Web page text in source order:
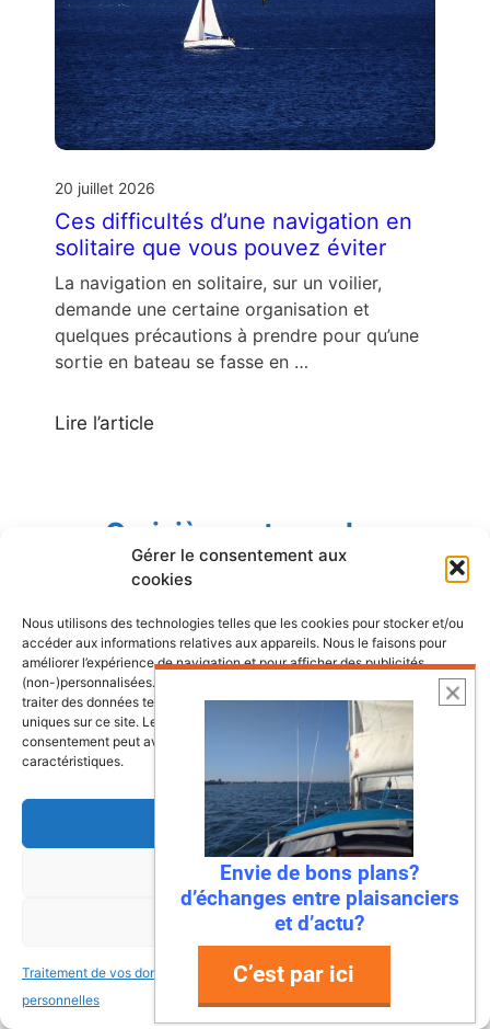
Gérer le consentement aux
cookies
Nous utilisons des technologies telles que les cookies pour stocker et/ou
accéder aux informations relatives aux appareils. Nous le faisons pour
améliorer l’expérience de navigation et pour afficher des publicités
(non-)personnalisées. Consentir à ces technologies nous autorisera à
traiter des données telles que le comportement de navigation ou les ID
uniques sur ce site. Le fait de ne pas consentir ou de retirer son
consentement peut avoir un effet négatif sur certaines fonctonnalités et
caractéristiques.
Accepter
Refuser
Voir les préférences
Traitement de vos données
personnelles
Traitement de vos données
personnelles
20 juillet 2026
Ces difficultés d’une navigation en
solitaire que vous pouvez éviter
La navigation en solitaire, sur un voilier,
demande une certaine organisation et
quelques précautions à prendre pour qu’une
sortie en bateau se fasse en …
Lire l’article
Croisières et escales
Les plus belles escales et croisières de
nos côtes
6 août 2026
Envie de bons plans?
d’échanges entre plaisanciers
et d’actu?
C’est par ici